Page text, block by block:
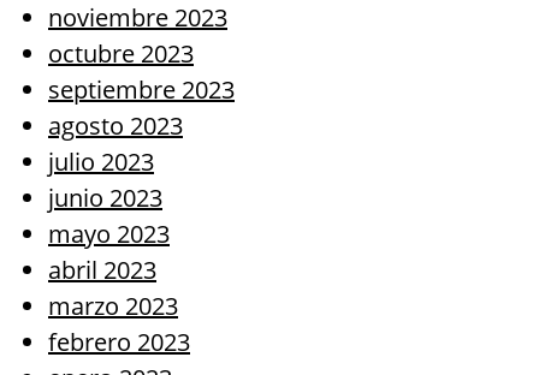
noviembre 2023
octubre 2023
septiembre 2023
agosto 2023
julio 2023
junio 2023
mayo 2023
abril 2023
marzo 2023
febrero 2023